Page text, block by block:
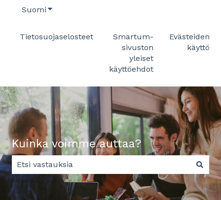
Suomi Näytä käännöksien alavalikko
Tietosuojaselosteet
Smartum-
sivuston
yleiset
käyttöehdot
Evästeiden
käyttö
Kuinka voimme auttaa?
Ehdotuksia ei ole, koska hakukenttä on tyhjä.